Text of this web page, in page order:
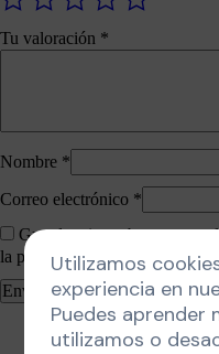
Tu valoración *
Nombre *
Correo electrónico *
Guarda mi nombre, correo
la próxima vez que comente.
Utilizamos
experiencia en
Puedes aprender
utilizamos o